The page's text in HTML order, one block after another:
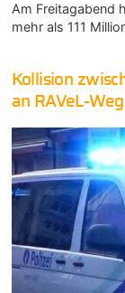
Am Freitagabend
mehr als 111
Kollision
an RAVeL-Weg